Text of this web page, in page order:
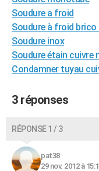
Destinations
City break
Voyage nature
Voyage de noces
Forum
Climat
+PHOTO
GUIDES D'ACHAT
BONS PLANS
Carte de Noël
Carte Bonne année
Carte Saint-Valentin
Carte Pâques
Carte d'anniversaire
DICTIONNAIRE
Dictionnaire
Biographies
Citations
Expressions
Proverbes
PROGRAMME TV
COPAINS D'AVANT
Soudure a froid
Soudure à froid brico
Soudure inox
Soudure étain cuivre
Condamner tuyau
3 réponses
RÉPONSE 1 / 3
pat38
29 nov. 2012 à